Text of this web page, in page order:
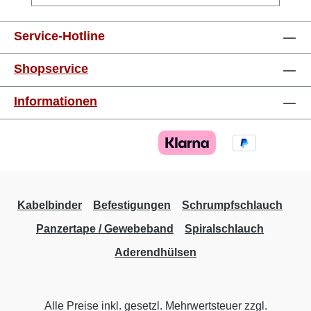
mm 10,0 mm²elfenbein12 mm 16,0
mm²grün12 mm 25,0 mm²braun16 mm 35,0
mm²grau16 mm 50,0 mm²olive20 mm
Service-Hotline
Shopservice
Informationen
Kabelbinder Befestigungen
Schrumpfschlauch
Panzertape / Gewebeband
Spiralschlauch
Aderendhülsen
Alle Preise inkl. gesetzl. Mehrwertsteuer zzgl.